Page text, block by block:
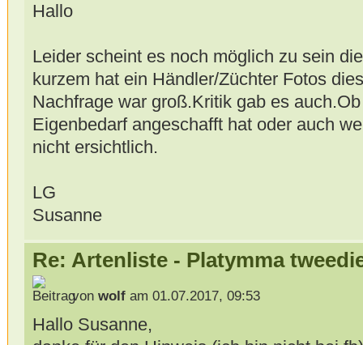
Hallo
Leider scheint es noch möglich zu sein
kurzem hat ein Händler/Züchter Fotos
Nachfrage war groß.Kritik gab es
Eigenbedarf angeschafft hat oder auch
nicht ersichtlich.
LG
Susanne
Re: Artenliste - Platymma
von wolfam 01.07.2017, 09:53
Hallo Susanne,